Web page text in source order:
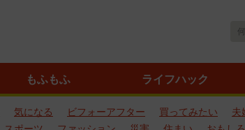
もふもふ ライフハック
気になる ビフォーアフター 買ってみたい 夫